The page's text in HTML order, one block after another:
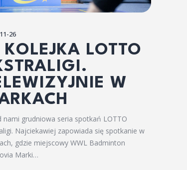
26
LOTTO
W
nami grudniowa seria spotkań LOTTO
Najciekawiej zapowiada się spotkanie w
gdzie miejscowy WWL Badminton
Marki…